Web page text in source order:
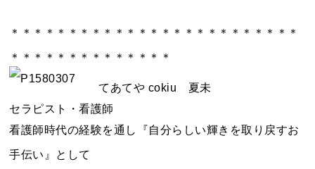
＊＊＊＊＊＊＊＊＊＊＊＊＊＊＊＊＊＊＊＊＊＊＊＊＊
＊＊＊＊＊＊＊＊＊＊＊＊＊＊
てあてや cokiu 夏未
セラピスト・看護師
看護師時代の経験を通し『自分らしい輝きを取り戻すお
手伝い』として